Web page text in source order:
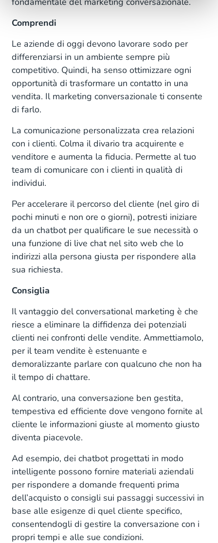
Comprendi
Le aziende di oggi devono lavorare sodo per
differenziarsi in un ambiente sempre più
competitivo. Quindi, ha senso ottimizzare ogni
opportunità di trasformare un contatto in una
vendita. Il marketing conversazionale ti consente
di farlo.
La comunicazione personalizzata crea relazioni
con i clienti. Colma il divario tra acquirente e
venditore e aumenta la fiducia. Permette al tuo
team di comunicare con i clienti in qualità di
individui.
Per accelerare il percorso del cliente (nel giro di
pochi minuti e non ore o giorni), potresti iniziare
da un chatbot per qualificare le sue necessità o
una funzione di live chat nel sito web che lo
indirizzi alla persona giusta per rispondere alla
sua richiesta.
Consiglia
Il vantaggio del conversational marketing è che
riesce a eliminare la diffidenza dei potenziali
clienti nei confronti delle vendite. Ammettiamolo,
per il team vendite è estenuante e
demoralizzante parlare con qualcuno che non ha
il tempo di chattare.
Al contrario, una conversazione ben gestita,
tempestiva ed efficiente dove vengono fornite al
cliente le informazioni giuste al momento giusto
diventa piacevole.
Ad esempio, dei chatbot progettati in modo
intelligente possono fornire materiali aziendali
per rispondere a domande frequenti prima
dell’acquisto o consigli sui passaggi successivi in
base alle esigenze di quel cliente specifico,
consentendogli di gestire la conversazione con i
propri tempi e alle sue condizioni.